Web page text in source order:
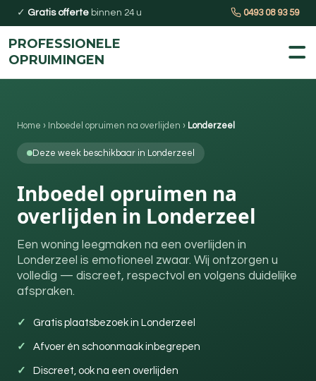
✓ Gratis offerte binnen 24 u 0493 08 93 59
PROFESSIONELE
OPRUIMINGEN
Home › Inboedel opruimen na overlijden › Londerzeel
Deze week beschikbaar in Londerzeel
Inboedel opruimen na
overlijden in Londerzeel
Een woning leegmaken na een overlijden in
Londerzeel is emotioneel zwaar. Wij ontzorgen u
volledig — discreet, respectvol en volgens duidelijke
afspraken.
Gratis plaatsbezoek in Londerzeel
Afvoer én schoonmaak inbegrepen
Discreet, ook na een overlijden